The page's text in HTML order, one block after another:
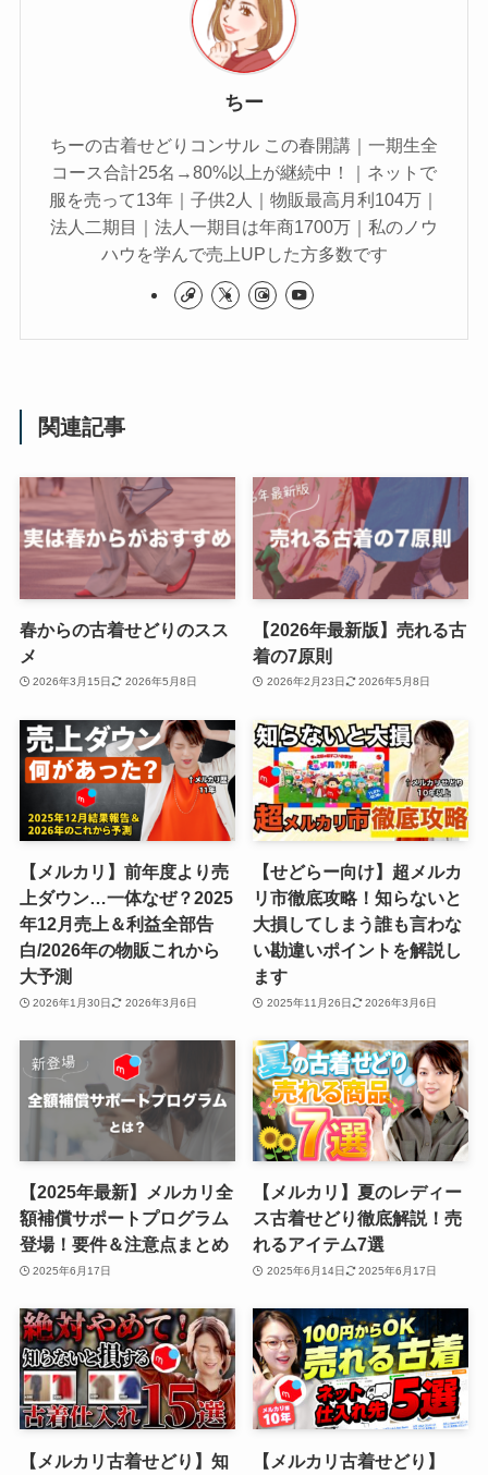
ちー
ちーの古着せどりコンサル この春開講｜一期生全
コース合計25名→80%以上が継続中！｜ネットで
服を売って13年｜子供2人｜物販最高月利104万｜
法人二期目｜法人一期目は年商1700万｜私のノウ
ハウを学んで売上UPした方多数です
関連記事
春からの古着せどりのスス
メ
2026年3月15日 2026年5月8日
【2026年最新版】売れる古
着の7原則
2026年2月23日 2026年5月8日
【メルカリ】前年度より売
上ダウン…一体なぜ？2025
年12月売上＆利益全部告
白/2026年の物販これから
大予測
2026年1月30日 2026年3月6日
【せどらー向け】超メルカ
リ市徹底攻略！知らないと
大損してしまう誰も言わな
い勘違いポイントを解説し
ます
2025年11月26日 2026年3月6日
【2025年最新】メルカリ全
額補償サポートプログラム
登場！要件＆注意点まとめ
2025年6月17日
【メルカリ】夏のレディー
ス古着せどり徹底解説！売
れるアイテム7選
2025年6月14日 2025年6月17日
【メルカリ古着せどり】知
【メルカリ古着せどり】